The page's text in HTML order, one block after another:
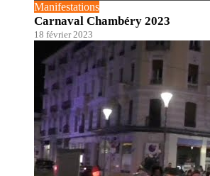
Manifestations
Carnaval Chambéry 2023
18 février 2023